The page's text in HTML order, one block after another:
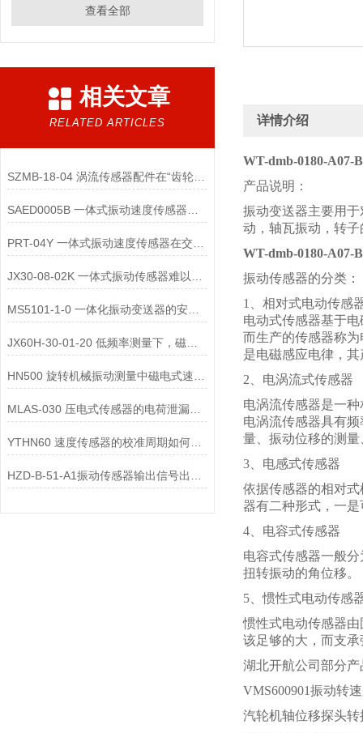
查看全部
相关文章
RELATED ARTICLES
SZMB-18-04 涡流传感器配件在“齿轮箱与低速重载机械”监测中的应用
MS5101-1-0 一体化振动变送器的安装位置选择对测量精度的影响有哪些？
JX60H-30-01-20 低频率测量下，磁电式一体化振动变送器的选型注意事项？
MLAS-030 压电式传感器的电荷泄漏机制是什么？
YTHN60 速度传感器的校准周期如何确定？
详情介绍
WT-dmb-0180-A07-
产品说明：
振动变送器主要用
动，轴瓦振动，转
WT-dmb-0180-A07-
振动传感器的分类：
1、相对式电动传感
电动式传感器基于
而生产的传感器称
是电磁感应电律，
2、电涡流式传感器
电涡流传感器是一
电涡流传感器具有
量、振动位移的测
3、电感式传感器
依据传感器的相对
器有二种形式，一
4、电容式传感器
电容式传感器一般
扭转振动的角位移。
5、惯性式电动传感
惯性式电动传感器
该足够的大，而支
湖北开航公司部分产
VMS600901振动转
汽轮机轴位移探头转